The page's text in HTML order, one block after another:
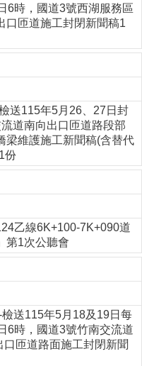
6時，國道3號西湖服務區
口匝道施工封閉新聞稿1
送115年5月26、27日封
道南向出口匝道路段部
梁維護施工新聞稿(含替代
份
乙線6K+100-7K+090道
第1次公聽會
送115年5月18及19日每
6時，國道3號竹南交流道
口匝道路面施工封閉新聞